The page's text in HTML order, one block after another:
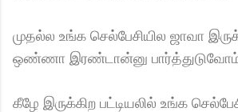
முதல்ல உங்க செல்பேசியில ஜாவா
ஒண்ணா இரண்டான்னு
கீழே இருக்கிற பட்டியலில் உங்க